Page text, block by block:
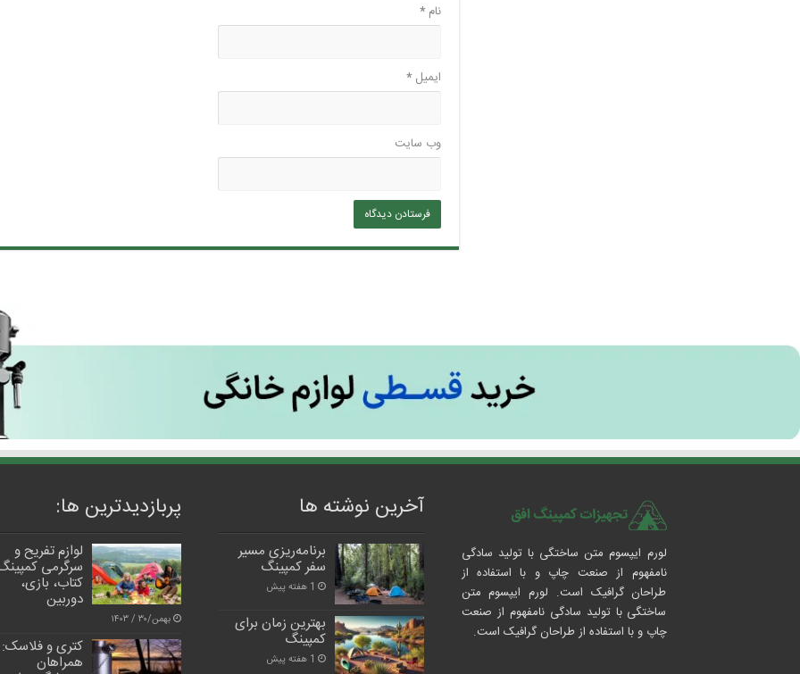
نام*
ایمیل*
وب‌ سایت
لورم ایپسوم متن ساختگی با تولید سادگی
نامفهوم از صنعت چاپ و با استفاده از
طراحان گرافیک است. لورم ایپسوم متن
ساختگی با تولید سادگی نامفهوم از صنعت
چاپ و با استفاده از طراحان گرافیک است.
آخرین نوشته ها
برنامه‌ریزی مسیر
سفر کمپینگ
1 هفته پیش
بهترین زمان برای
کمپینگ
1 هفته پیش
پربازدیدترین‌ ها:
لوازم تفریح و
سرگرمی
کتاب، بازی،
دوربین
بهمن/۳۰ / ۱۴۰۳
کتری و فلاسک:
همراهان